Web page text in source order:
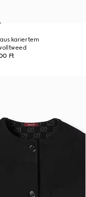
kariertem
Ft